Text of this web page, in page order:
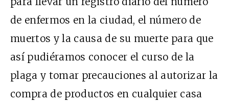
de enfermos en la ciudad, el número de
muertos y la causa de su muerte para que
así pudiéramos conocer el curso de la
plaga y tomar precauciones al autorizar la
compra de productos en cualquier casa